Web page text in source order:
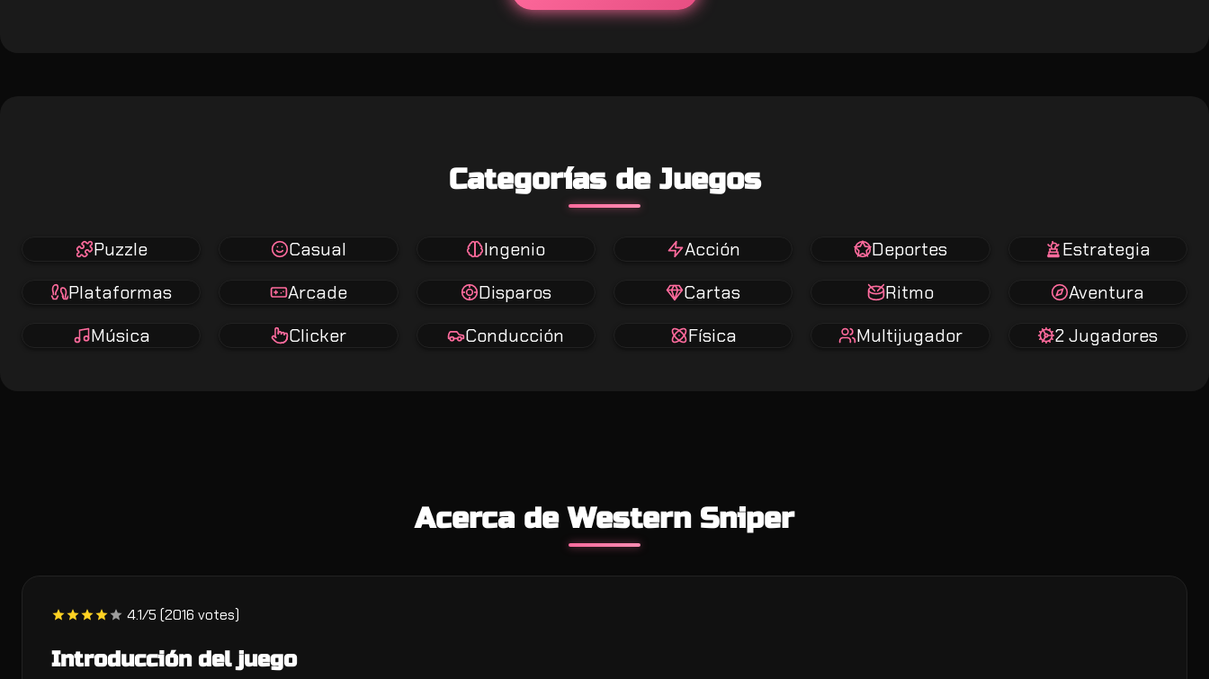
Categorías de Juegos
Puzzle Casual Ingenio Acción Deportes
Estrategia
Plataformas
Arcade Disparos Cartas Ritmo
Aventura
Música
Clicker Conducción Física Multijugador 2 Jugadores
Acerca de Western Sniper
4.1/5 (2016 votes)
Introducción del juego